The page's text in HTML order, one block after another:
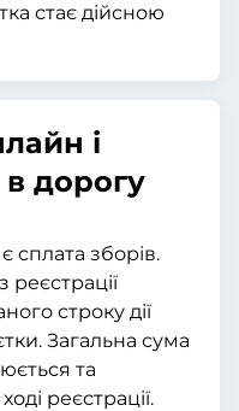
стає дійсною
і
дорогу
сплата зборів.
реєстрації
строку дії
Загальна сума
та
реєстрації.